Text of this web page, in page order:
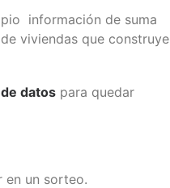
información de suma
viviendas que construye
datos para quedar
en un sorteo.